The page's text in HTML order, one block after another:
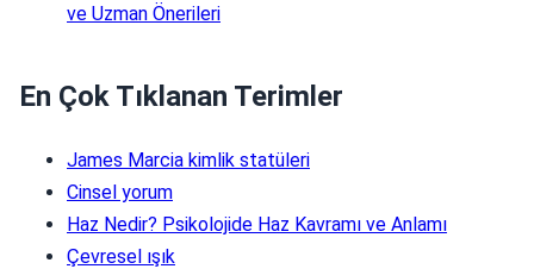
ve Uzman Önerileri
En Çok Tıklanan Terimler
James Marcia kimlik statüleri
Cinsel yorum
Haz Nedir? Psikolojide Haz Kavramı ve Anlamı
Çevresel ışık